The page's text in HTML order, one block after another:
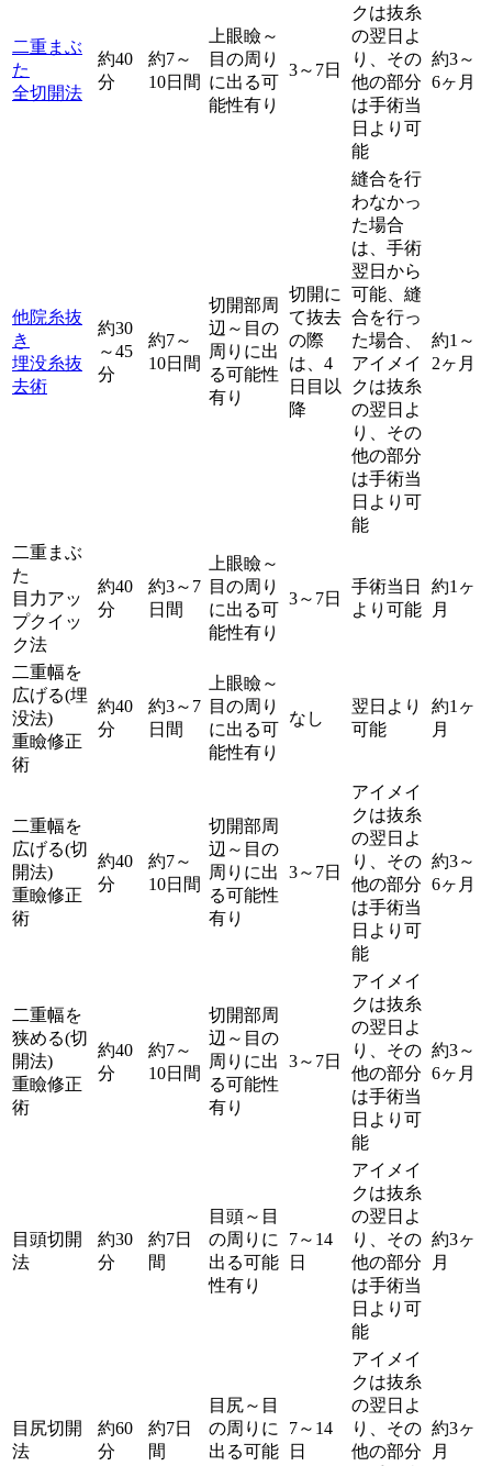
二重まぶ
た
全切開法
約40
分
約7～
10日間
上眼瞼～
目の周り
に出る可
能性有り
3～7日
クは抜糸
の翌日よ
り、その
他の部分
は手術当
日より可
能
約3～
6ヶ月
他院糸抜
き
埋没糸抜
去術
約30
～45
分
約7～
10日間
切開部周
辺～目の
周りに出
る可能性
有り
切開に
て抜去
の際
は、4
日目以
降
縫合を行
わなかっ
た場合
は、手術
翌日から
可能、縫
合を行っ
た場合、
アイメイ
クは抜糸
の翌日よ
り、その
他の部分
は手術当
日より可
能
約1～
2ヶ月
二重まぶ
た
目力アッ
プクイッ
ク法
約40
分
約3～7
日間
上眼瞼～
目の周り
に出る可
能性有り
3～7日
手術当日
より可能
約1ヶ
月
二重幅を
広げる(埋
没法)
重瞼修正
術
約40
分
約3～7
日間
上眼瞼～
目の周り
に出る可
能性有り
なし
翌日より
可能
約1ヶ
月
二重幅を
広げる(切
開法)
重瞼修正
術
約40
分
約7～
10日間
切開部周
辺～目の
周りに出
る可能性
有り
3～7日
アイメイ
クは抜糸
の翌日よ
り、その
他の部分
は手術当
日より可
能
約3～
6ヶ月
二重幅を
狭める(切
開法)
重瞼修正
術
約40
分
約7～
10日間
切開部周
辺～目の
周りに出
る可能性
有り
3～7日
アイメイ
クは抜糸
の翌日よ
り、その
他の部分
は手術当
日より可
能
約3～
6ヶ月
目頭切開
法
約30
分
約7日
間
目頭～目
の周りに
出る可能
性有り
7～14
日
アイメイ
クは抜糸
の翌日よ
り、その
他の部分
は手術当
日より可
能
約3ヶ
月
目尻切開
法
約60
分
約7日
間
目尻～目
の周りに
出る可能
7～14
日
アイメイ
クは抜糸
の翌日よ
り、その
他の部分
約3ヶ
月